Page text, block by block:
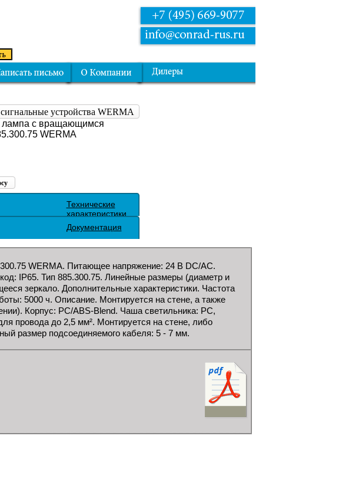
устройства WERMA
лампа с вращающимся
WERMA
Технические
характеристики
Документация
WERMA. Питающее напряжение: 24 В DC/AC.
IP65. Тип 885.300.75. Линейные размеры (диаметр и
зеркало. Дополнительные характеристики. Частота
5000 ч. Описание. Монтируется на стене, а также
Корпус: PC/ABS-Blend. Чаша светильника: РС,
провода до 2,5 мм². Монтируется на стене, либо
размер подсоединяемого кабеля: 5 - 7 мм.